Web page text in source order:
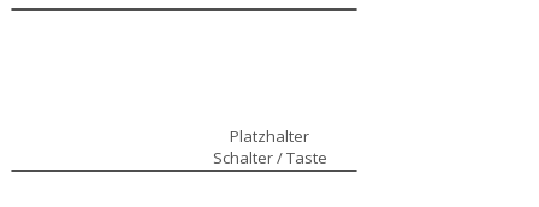
Platzhalter
Schalter / Taste